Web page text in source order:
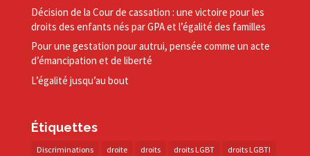
Décision de la Cour de cassation : une victoire pour les
droits des enfants nés par GPA et l’égalité des familles
Pour une gestation pour autrui, pensée comme un acte
d’émancipation et de liberté
L’égalité jusqu’au bout
Étiquettes
Discriminations droite droits droits LGBT
droits LGBTI